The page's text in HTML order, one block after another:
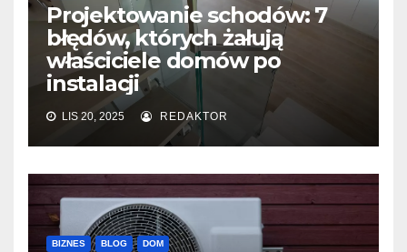
Projektowanie schodów: 7
błędów, których żałują
właściciele domów po
instalacji
LIS 20, 2025 REDAKTOR
BIZNES BLOG DOM